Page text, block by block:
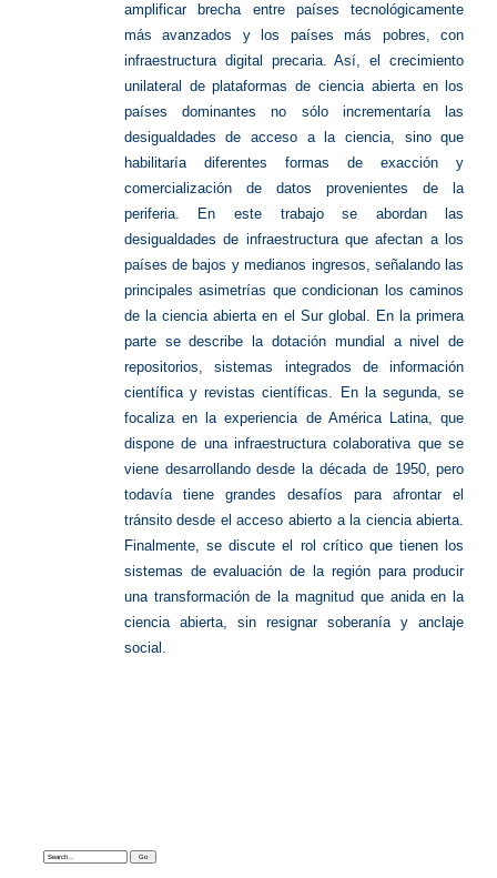
amplificar brecha entre países tecnológicamente
más avanzados y los países más pobres, con
infraestructura digital precaria. Así, el crecimiento
unilateral de plataformas de ciencia abierta en los
países dominantes no sólo incrementaría las
desigualdades de acceso a la ciencia, sino que
habilitaría diferentes formas de exacción y
comercialización de datos provenientes de la
periferia. En este trabajo se abordan las
desigualdades de infraestructura que afectan a los
países de bajos y medianos ingresos, señalando las
principales asimetrías que condicionan los caminos
de la ciencia abierta en el Sur global. En la primera
parte se describe la dotación mundial a nivel de
repositorios, sistemas integrados de información
científica y revistas científicas. En la segunda, se
focaliza en la experiencia de América Latina, que
dispone de una infraestructura colaborativa que se
viene desarrollando desde la década de 1950, pero
todavía tiene grandes desafíos para afrontar el
tránsito desde el acceso abierto a la ciencia abierta.
Finalmente, se discute el rol crítico que tienen los
sistemas de evaluación de la región para producir
una transformación de la magnitud que anida en la
ciencia abierta, sin resignar soberanía y anclaje
social.
Search: